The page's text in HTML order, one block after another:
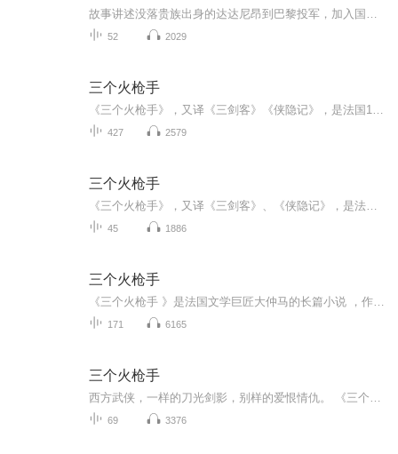
52 2029
三个火枪手
427 2579
三个火枪手
45 1886
三个火枪手
171 6165
三个火枪手
69 3376